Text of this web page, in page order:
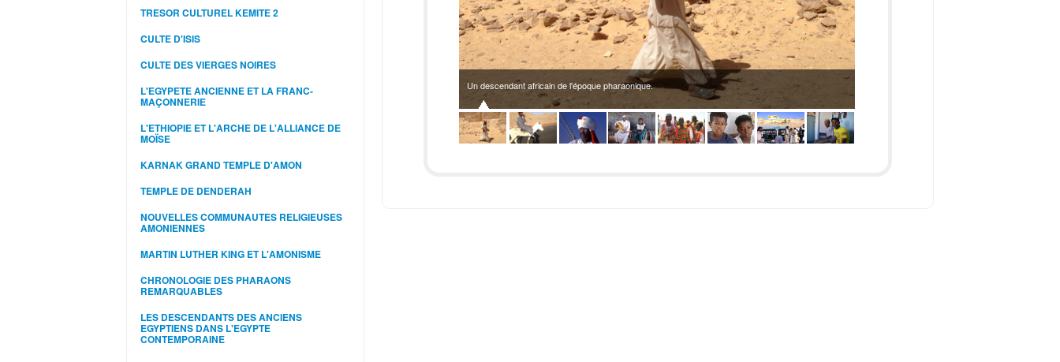
Un descendant africain de l'époque pharaonique.
TRESOR CULTUREL KEMITE 2
CULTE D'ISIS
CULTE DES VIERGES NOIRES
L'EGYPETE ANCIENNE ET LA FRANC-
MAÇONNERIE
L'ETHIOPIE ET L'ARCHE DE L'ALLIANCE DE
MOÏSE
KARNAK GRAND TEMPLE D'AMON
TEMPLE DE DENDERAH
NOUVELLES COMMUNAUTES RELIGIEUSES
AMONIENNES
MARTIN LUTHER KING ET L'AMONISME
CHRONOLOGIE DES PHARAONS
REMARQUABLES
LES DESCENDANTS DES ANCIENS
EGYPTIENS DANS L'EGYPTE
CONTEMPORAINE